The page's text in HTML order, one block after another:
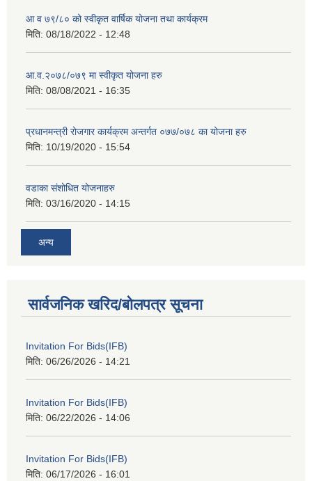
आ व ७९/८० को स्वीकृत वार्षिक योजना तथा कार्यक्रम
मिति: 08/18/2022 - 12:48
आ.व.२०७८/०७९ मा स्वीकृत योजना हरु
मिति: 08/08/2021 - 16:35
प्रधानमन्त्री रोजगार कार्यक्रम अन्तर्गत ०७७/०७८ का योजना हरु
मिति: 10/19/2020 - 15:54
वडाका संशोधित योजनाहरु
मिति: 03/16/2020 - 14:15
अन्य
सार्वजनिक खरिद/बोलपत्र सूचना
Invitation For Bids(IFB)
मिति: 06/26/2026 - 14:21
Invitation For Bids(IFB)
मिति: 06/22/2026 - 14:06
Invitation For Bids(IFB)
मिति: 06/17/2026 - 16:01